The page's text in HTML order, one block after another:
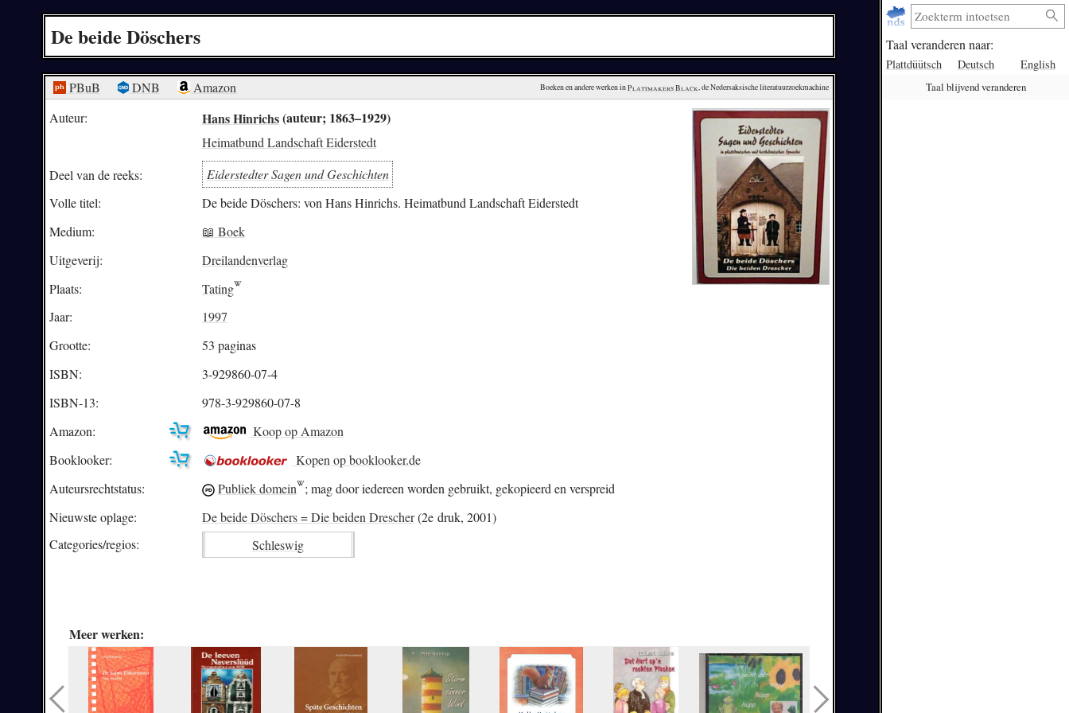
Taal veranderen naar:
Plattdüütsch Deutsch English
Taal blijvend veranderen
De beide Döschers
PBuB DNB Amazon Boeken en andere werken in Plattmakers Black, de Nedersaksische literatuurzoekmachine
Auteur: Hans Hinrichs(auteur; 1863–1929)
Heimatbund Landschaft Eiderstedt
Deel van de reeks:
Eiderstedter Sagen und Geschichten
Volle titel:
De beide Döschers: von Hans Hinrichs. Heimatbund Landschaft Eiderstedt
Medium:
📖 Boek
Uitgeverij:
Dreilandenverlag
Plaats:
Tating
Jaar:
1997
Grootte:
53 paginas
ISBN:
3-929860-07-4
ISBN-13:
978-3-929860-07-8
Amazon:
Koop op Amazon
Booklooker:
Kopen op booklooker.de
Auteursrechtstatus:
Publiek domein ; mag door iedereen worden gebruikt, gekopieerd en verspreid
Nieuwste oplage:
De beide Döschers = Die beiden Drescher(2e druk, 2001)
Categories/regios: Schleswig
Meer werken: